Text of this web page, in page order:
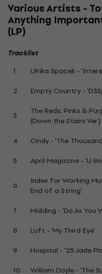
Various Artists -
Anything
(LP)
Tracklist
1
Ulrika Spacek -
2
Empty Country -
3
The Reds, Pinks &
(Down the Stairs Ver.)
4
Cindy - 'The
5
April Magazine - 'U
6
Index for Working
End of a String'
7
Midding - 'Do As You
8
Luft - 'My Third Eye'
9
Hospital - '25 Jade
10
William Doyle - 'The